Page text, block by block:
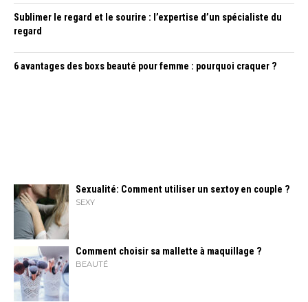
Sublimer le regard et le sourire : l’expertise d’un spécialiste du
regard
6 avantages des boxs beauté pour femme : pourquoi craquer ?
Sexualité: Comment utiliser un sextoy en couple ?
SEXY
Comment choisir sa mallette à maquillage ?
BEAUTÉ